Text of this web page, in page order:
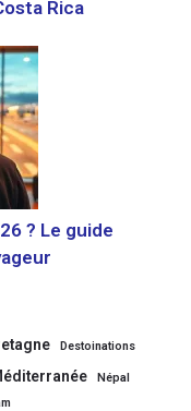
Rica
? Le guide
Destoinations
Népal